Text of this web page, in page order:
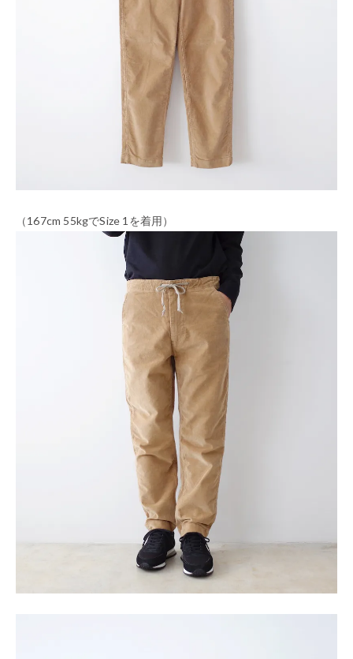
（167cm 55kgでSize 1を着用）